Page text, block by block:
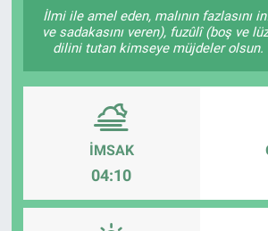
İlmi ile amel eden, malının fazlasını
ve sadakasını veren), fuzûlî (boş ve
dilini tutan kimseye müjdeler
İMSAK
04:10
SPOR
ASAYİŞ